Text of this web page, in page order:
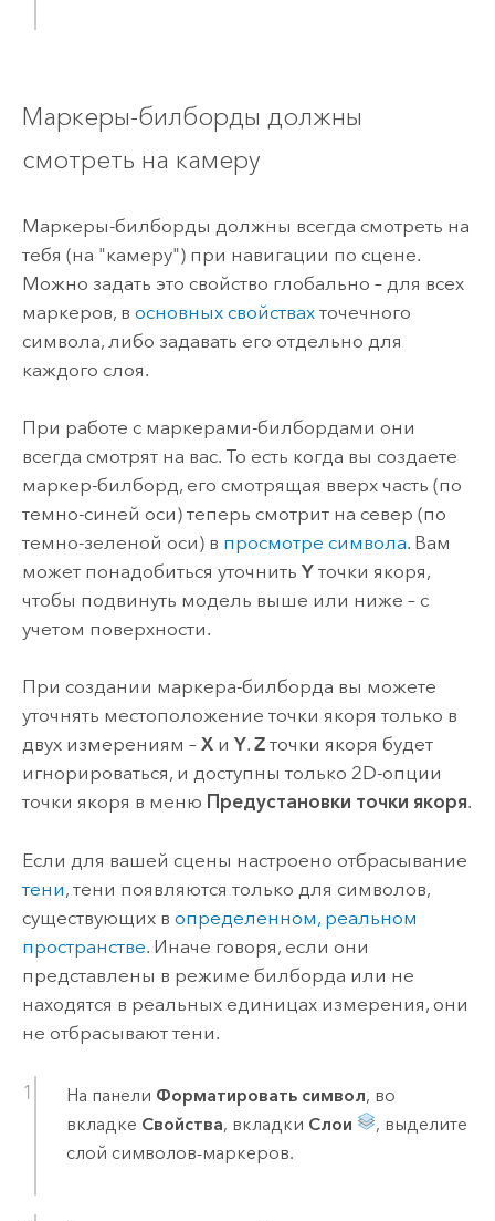
Маркеры-билборды должны
смотреть на камеру
Маркеры-билборды должны всегда смотреть на
тебя (на "камеру") при навигации по сцене.
Можно задать это свойство глобально – для всех
маркеров, в основных свойствахточечного
символа, либо задавать его отдельно для
каждого слоя.
При работе с маркерами-билбордами они
всегда смотрят на вас. То есть когда вы создаете
маркер-билборд, его смотрящая вверх часть (по
темно-синей оси) теперь смотрит на север (по
темно-зеленой оси) в просмотре символа. Вам
может понадобиться уточнить Yточки якоря,
чтобы подвинуть модель выше или ниже – с
учетом поверхности.
При создании маркера-билборда вы можете
уточнять местоположение точки якоря только в
двух измерениям – Xи Y. Zточки якоря будет
игнорироваться, и доступны только 2D-опции
точки якоря в меню Предустановки точки якоря.
Если для вашей сцены настроено отбрасывание
тени, тени появляются только для символов,
существующих в определенном, реальном
пространстве. Иначе говоря, если они
представлены в режиме билборда или не
находятся в реальных единицах измерения, они
не отбрасывают тени.
На панели Форматировать символ, во
вкладке Свойства, вкладки Слои
, выделите
слой символов-маркеров.